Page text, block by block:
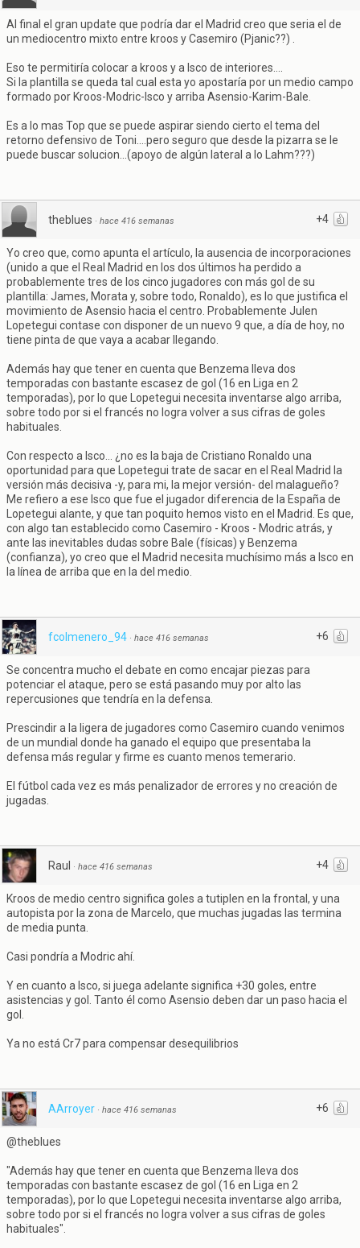
Al final el gran update que podría dar el Madrid creo que seria el de
un mediocentro mixto entre kroos y Casemiro (Pjanic??) .
Eso te permitiría colocar a kroos y a Isco de interiores....
Si la plantilla se queda tal cual esta yo apostaría por un medio campo
formado por Kroos-Modric-Isco y arriba Asensio-Karim-Bale.
Es a lo mas Top que se puede aspirar siendo cierto el tema del
retorno defensivo de Toni....pero seguro que desde la pizarra se le
puede buscar solucion...(apoyo de algún lateral a lo Lahm???)
+4
theblues · hace 416 semanas
Yo creo que, como apunta el artículo, la ausencia de incorporaciones
(unido a que el Real Madrid en los dos últimos ha perdido a
probablemente tres de los cinco jugadores con más gol de su
plantilla: James, Morata y, sobre todo, Ronaldo), es lo que justifica el
movimiento de Asensio hacia el centro. Probablemente Julen
Lopetegui contase con disponer de un nuevo 9 que, a día de hoy, no
tiene pinta de que vaya a acabar llegando.
Además hay que tener en cuenta que Benzema lleva dos
temporadas con bastante escasez de gol (16 en Liga en 2
temporadas), por lo que Lopetegui necesita inventarse algo arriba,
sobre todo por si el francés no logra volver a sus cifras de goles
habituales.
Con respecto a Isco... ¿no es la baja de Cristiano Ronaldo una
oportunidad para que Lopetegui trate de sacar en el Real Madrid la
versión más decisiva -y, para mi, la mejor versión- del malagueño?
Me refiero a ese Isco que fue el jugador diferencia de la España de
Lopetegui alante, y que tan poquito hemos visto en el Madrid. Es que,
con algo tan establecido como Casemiro - Kroos - Modric atrás, y
ante las inevitables dudas sobre Bale (físicas) y Benzema
(confianza), yo creo que el Madrid necesita muchísimo más a Isco en
la línea de arriba que en la del medio.
+6
fcolmenero_94 · hace 416 semanas
Se concentra mucho el debate en como encajar piezas para
potenciar el ataque, pero se está pasando muy por alto las
repercusiones que tendría en la defensa.
Prescindir a la ligera de jugadores como Casemiro cuando venimos
de un mundial donde ha ganado el equipo que presentaba la
defensa más regular y firme es cuanto menos temerario.
El fútbol cada vez es más penalizador de errores y no creación de
jugadas.
+4
Raul · hace 416 semanas
Kroos de medio centro significa goles a tutiplen en la frontal, y una
autopista por la zona de Marcelo, que muchas jugadas las termina
de media punta.
Casi pondría a Modric ahí.
Y en cuanto a Isco, si juega adelante significa +30 goles, entre
asistencias y gol. Tanto él como Asensio deben dar un paso hacia el
gol.
Ya no está Cr7 para compensar desequilibrios
+6
AArroyer · hace 416 semanas
@theblues
"Además hay que tener en cuenta que Benzema lleva dos
temporadas con bastante escasez de gol (16 en Liga en 2
temporadas), por lo que Lopetegui necesita inventarse algo arriba,
sobre todo por si el francés no logra volver a sus cifras de goles
habituales".